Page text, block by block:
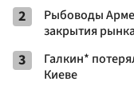
2
Рыбоводы
закрытия
3
Галкин*
Киеве